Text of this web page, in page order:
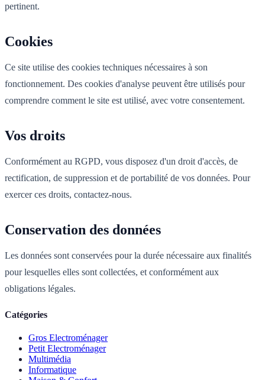
pertinent.
Cookies
Ce site utilise des cookies techniques nécessaires à son
fonctionnement. Des cookies d'analyse peuvent être utilisés pour
comprendre comment le site est utilisé, avec votre consentement.
Vos droits
Conformément au RGPD, vous disposez d'un droit d'accès, de
rectification, de suppression et de portabilité de vos données. Pour
exercer ces droits, contactez-nous.
Conservation des données
Les données sont conservées pour la durée nécessaire aux finalités
pour lesquelles elles sont collectées, et conformément aux
obligations légales.
Catégories
Gros Electroménager
Petit Electroménager
Multimédia
Informatique